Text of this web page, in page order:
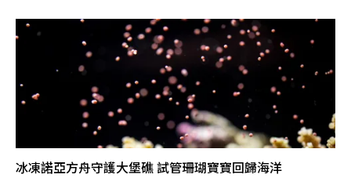
冰凍諾亞方舟守護大堡礁 試管珊瑚寶寶回歸海洋